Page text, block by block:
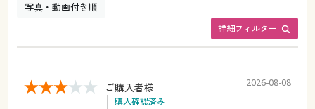
詳細フィルター
写真・動画付き順
ご購入者様
購入確認済み
2026-08-08